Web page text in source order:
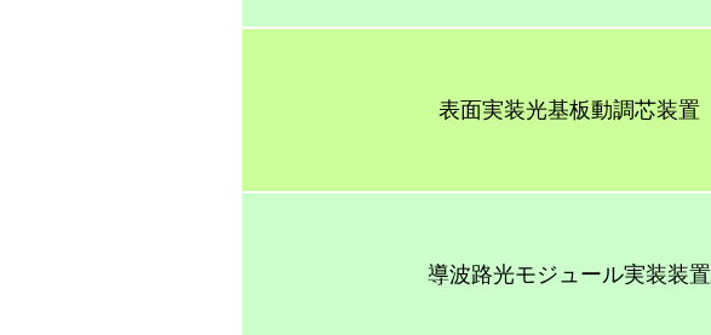
表面実装光基板動調芯装置
導波路光モジュール実装装置